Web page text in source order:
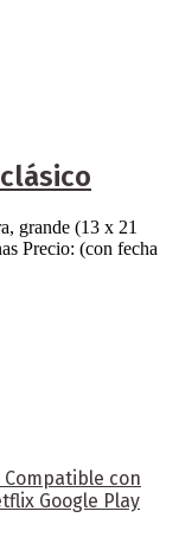
grande (13 x 21
Precio: (con fecha
Compatible con
Google Play